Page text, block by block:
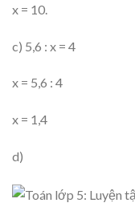
x = 10.
c) 5,6 : x = 4
x = 5,6 : 4
x = 1,4
d)